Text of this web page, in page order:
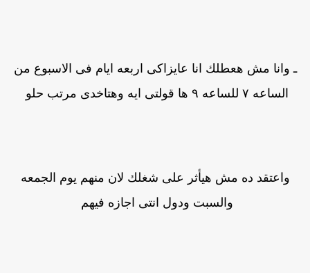
ـ وانا مش هعطلك انا عايزاكى اربعه ايام فى الاسبوع من
الساعه ٧ للساعه ٩ ها قولتى ايه وهتاخدى مرتب حلو
واعتقد ده مش هيأثر على شغلك لان منهم يوم الجمعه
والسبت ودول انتى اجازه فيهم